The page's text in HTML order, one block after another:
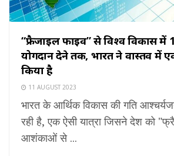
“फ्रैजाइल फाइव” से विश्व विकास में
योगदान देने तक, भारत ने वास्तव में
किया है
11 AUGUST 2023
भारत के आर्थिक विकास की गति
रही है, एक ऐसी यात्रा जिसने देश को
आशंकाओं से ...